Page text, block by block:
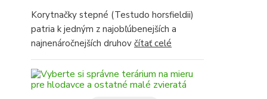
Korytnačky stepné (Testudo horsfieldii)
patria k jedným z najobľúbenejších a
najnenáročnejších druhov čítať celé